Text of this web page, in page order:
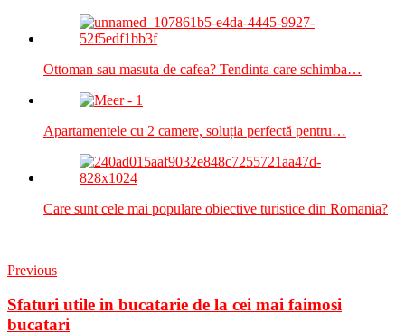
Ottoman sau masuta de cafea? Tendinta care schimba…
Apartamentele cu 2 camere, soluția perfectă pentru…
Care sunt cele mai populare obiective turistice din Romania?
Previous
Sfaturi utile in bucatarie de la cei mai faimosi
bucatari